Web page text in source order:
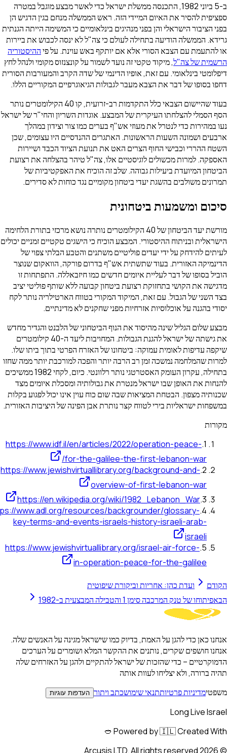
ב-5 ביוני 1982, התכנסה ממשלת ישראל כדי לאשר מבצע מוגבל במטרה
להסיר את האיום המיידי הזה. ראש הממשלה מנחם בגין הדגיש הן
הציבור הישראלי והן בפני מנהיגים בינלאומיים כי המשימה הייתה הגנתית
הממשלה הודיעה בתחילה לעולם כי צה"ל לא ינסה לכבוש את ביירות
עם הצבא הסורי אלא אם יותקף באש עוינת. על פיההיסטוריה
של צה"ל, מיקוד טקטי זה נועד לשמור על קונצנזוס מקומי ולנהל לחץ
בינלאומי. עם זאת, אופיו הדינמי של שדה הקרב והמעורבות הסורית
בסופו של דבר את הצבא מעבר לגבולות הגיאוגרפיים המקוריים הללו.
בעוד שהיישום הצבאי כלל התקדמות רב-זרועית, קו 40 הקילומטרים נותר
הסמלי להצלחתו העיקרית של המבצע. אוגדות השריון והחי"ר של ישראל
כדי לנטרל את מעוזי אש"ף בערים כמו צור וצידון במהלך
ושמונה השעות הראשונות. האתגרים ההנדסיים היו עצומים, שכן
ההררי וכבישי החוף הצרים האט את תנועת הציוד הכבד ושיירות
למרות מכשולים לוגיסטיים אלו, צה"ל טיהר בהצלחה את רצועת
המיועדת ביעילות גבוהה. שלב זה הוכיח את האפקטיביות של
משולבים בהשגת יעדי ביטחון מקומיים נגד כוחות לא סדירים.
ומשמעות ביטחונית
מורשת יעד הביטחון של 40 הקילומטרים נותרה נושא מרכזי בתורת הלחימה
ובניתוח ההיסטורי. המבצע הוכיח כי הישגים טקטיים זמניים יכולים
להידחק על ידי יעדים פוליטיים משתנים והטבע הבלתי צפוי של
האזורית. בעוד שתשתית אש"ף בדרום פורקה, הוואקום שנוצר
בסופו של דבר לעליית איומים חדשים כמו חיזבאללה. התפתחות זו
את הקושי בתחזוקת רצועת ביטחון קבועה ללא שותף פוליטי יציב
של הגבול. עם זאת, המיקוד המקורי בטווח הארטילריה נותר לקח
בהגנה על אוכלוסיות אזרחיות מפני שחקנים לא מדינתיים.
שלום הגליל שינה מהיסוד את הנוף הביטחוני של הלבנט והגדיר מחדש
את גישתה של ישראל להגנת הגבולות. המחויבות ליעד ה-40 קילומטרים
עדיפות לאומית עמוקה: ביטחונו של האזרח הפרטי בתוך ביתו שלו.
שהמלחמה נמשכה זמן רב הרבה יותר והפכה למורכבת יותר ממה שחזו
בתחילה, עקרון העומק האסטרטגי נותר רלוונטי. כיום, לקחי 1982 ממשיכים
את האופן שבו ישראל מנטרת את גבולותיה ומסכלת איומים מצד
מצפון. הבטחת המציאות שבה שום כוח עוין אינו יכול לפגוע בקלות
ישראליות בירי לטווח קצר נותרת אבן הפינה של היציבות האזורית.
.
https://www.idf.il/en/articles/2022/operation-peace-
for-the-galilee-the-first-lebanon-war/
2
.
https://www.jewishvirtuallibrary.org/background-and-
overview-of-first-lebanon-war
3
.
https://en.wikipedia.org/wiki/1982_Lebanon_War
4
.
https://www.adl.org/resources/backgrounder/glossary-
key-terms-and-events-israels-history-israeli-arab-
israeli
5
.
https://www.jewishvirtuallibrary.org/israel-air-force-
in-operation-peace-for-the-galilee
ועדת כהן: אחריות וביקורת שיפוטית
פיתוחו של טנק המרכבה סימן 1 והטבילה המבצעית ב-1982
כאן כדי להגן על האמת, בדיוק כמו שישראל מגינה על האנשים שלה.
חושפים שקרים, נותנים את ההקשר המלא ושומרים על הערכים
– כדי שהזכות של ישראל להתקיים ולהגן על האזרחים שלה
ברורה, ולא יצליחו לעוות אותה
מדיניות פרטיותתנאי שימושכתב ויתור העדפות עוגיות
Long Live
Powered by 🇮🇱 Created
Arcusis LTD. All rights reserved.